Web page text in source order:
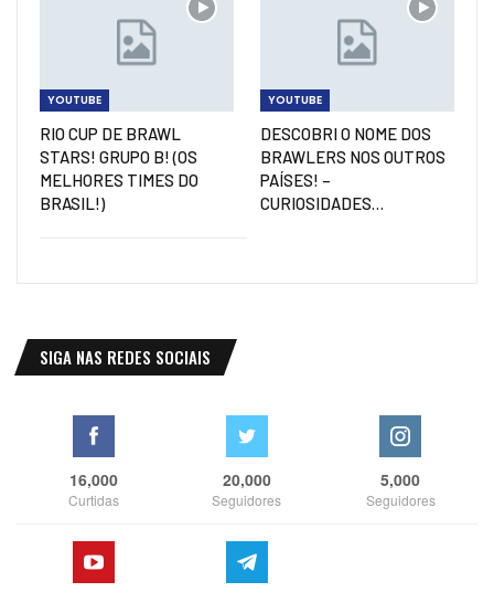
YOUTUBE
RIO CUP DE BRAWL
STARS! GRUPO B! (OS
MELHORES TIMES DO
BRASIL!)
YOUTUBE
DESCOBRI O NOME DOS
BRAWLERS NOS OUTROS
PAÍSES! –
CURIOSIDADES…
SIGA NAS REDES SOCIAIS
16,000
Curtidas
20,000
Seguidores
5,000
Seguidores